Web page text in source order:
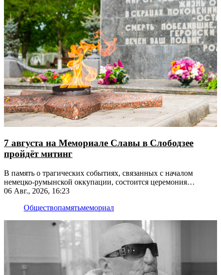
7 августа на Мемориале Славы в Слободзее
пройдёт митинг
В память о трагических событиях, связанных с началом
немецко-румынской оккупации, состоится церемония
возложения цветов
06 Авг., 2026, 16:23
Обществопамятьмемориал